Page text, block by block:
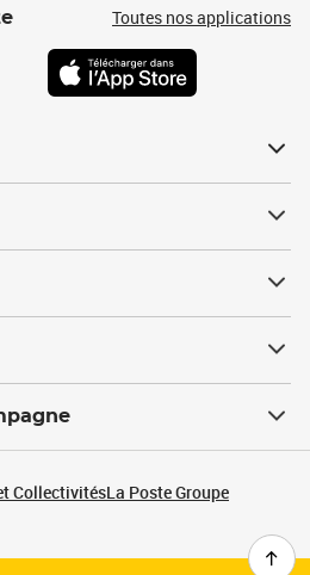
Toutes nos applications
CollectivitésLa Poste Groupe